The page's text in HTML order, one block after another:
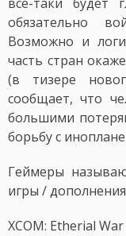
все-таки будет
обязательно
Возможно и
часть стран
(в тизере
сообщает, что
большими
борьбу с
Геймеры
игры /
XCOM: Etherial War